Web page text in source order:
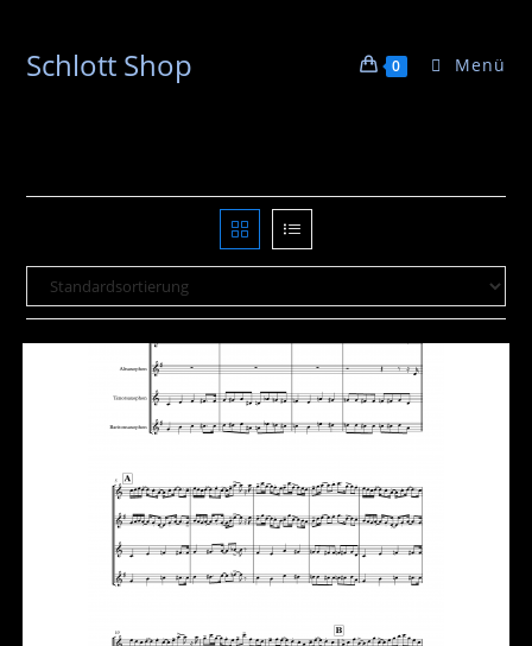
Schlott Shop 0 Menü